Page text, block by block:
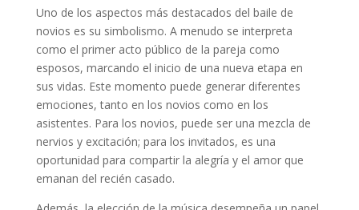
Uno de los aspectos más destacados del baile de
novios es su simbolismo. A menudo se interpreta
como el primer acto público de la pareja como
esposos, marcando el inicio de una nueva etapa en
sus vidas. Este momento puede generar diferentes
emociones, tanto en los novios como en los
asistentes. Para los novios, puede ser una mezcla de
nervios y excitación; para los invitados, es una
oportunidad para compartir la alegría y el amor que
emanan del recién casado.